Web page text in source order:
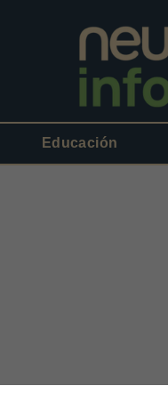
Educación